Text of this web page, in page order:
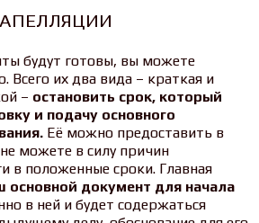
будут готовы, вы можете
Всего их два вида – краткая и
– остановить срок, который
и подачу основного
Её можно предоставить в
можете в силу причин
в положенные сроки. Главная
основной документ для начала
в ней и будет содержаться